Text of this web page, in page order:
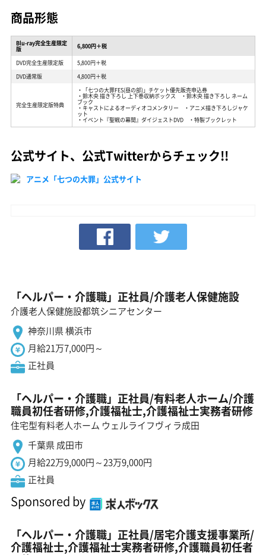
商品形態
Blu-ray完全生産限定
版 6,800円＋税
DVD完全生産限定版
5,800円＋税
DVD通常版
4,800円＋税
完全生産限定版特典
・「七つの大罪FES(昼の部)」チケット優先販売申込券
・鈴木央 描き下ろし 上下巻収納ボックス ・鈴木央 描き下ろし ネーム
ブック
・キャストによるオーディオコメンタリー ・アニメ描き下ろしジャケ
ット
・イベント『聖戦の幕間』ダイジェストDVD ・特製ブックレット
公式サイト、公式Twitterからチェック!!
アニメ「七つの大罪」公式サイト
「ヘルパー・介護職」正社員/介護老人保健施設
介護老人保健施設都筑シニアセンター
神奈川県 横浜市
月給21万7,000円～
正社員
「ヘルパー・介護職」正社員/有料老人ホーム/介護
職員初任者研修,介護福祉士,介護福祉士実務者研修
住宅型有料老人ホーム ウェルライフヴィラ成田
千葉県 成田市
月給22万9,000円～23万9,000円
正社員
Sponsored by
「ヘルパー・介護職」正社員/居宅介護支援事業所/
介護福祉士,介護福祉士実務者研修,介護職員初任者